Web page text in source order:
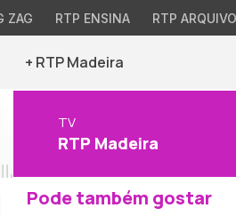
ZAG RTP ENSINA RTP
+ RTP Madeira
TV
RTP Madeira
Pode também gostar